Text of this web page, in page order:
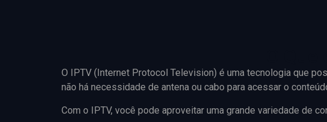
O IPTV (Internet Protocol Television) é uma tecnologia que
não há necessidade de antena ou cabo para acessar o
Com o IPTV, você pode aproveitar uma grande variedade de